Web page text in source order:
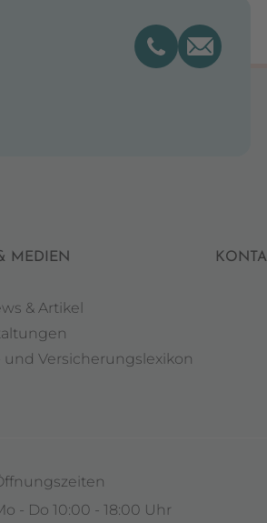
MEDIEN
& Artikel
und Versicherungslexikon
- Do 10:00 - 18:00 Uhr